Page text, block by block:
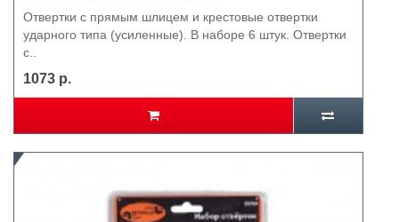
Отвертки с прямым шлицем и крестовые отвертки
ударного типа (усиленные). В наборе 6 штук. Отвертки
с..
1073 р.